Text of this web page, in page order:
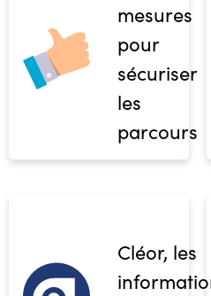
mesures
pour
sécuriser
les
parcours
Cléor, les